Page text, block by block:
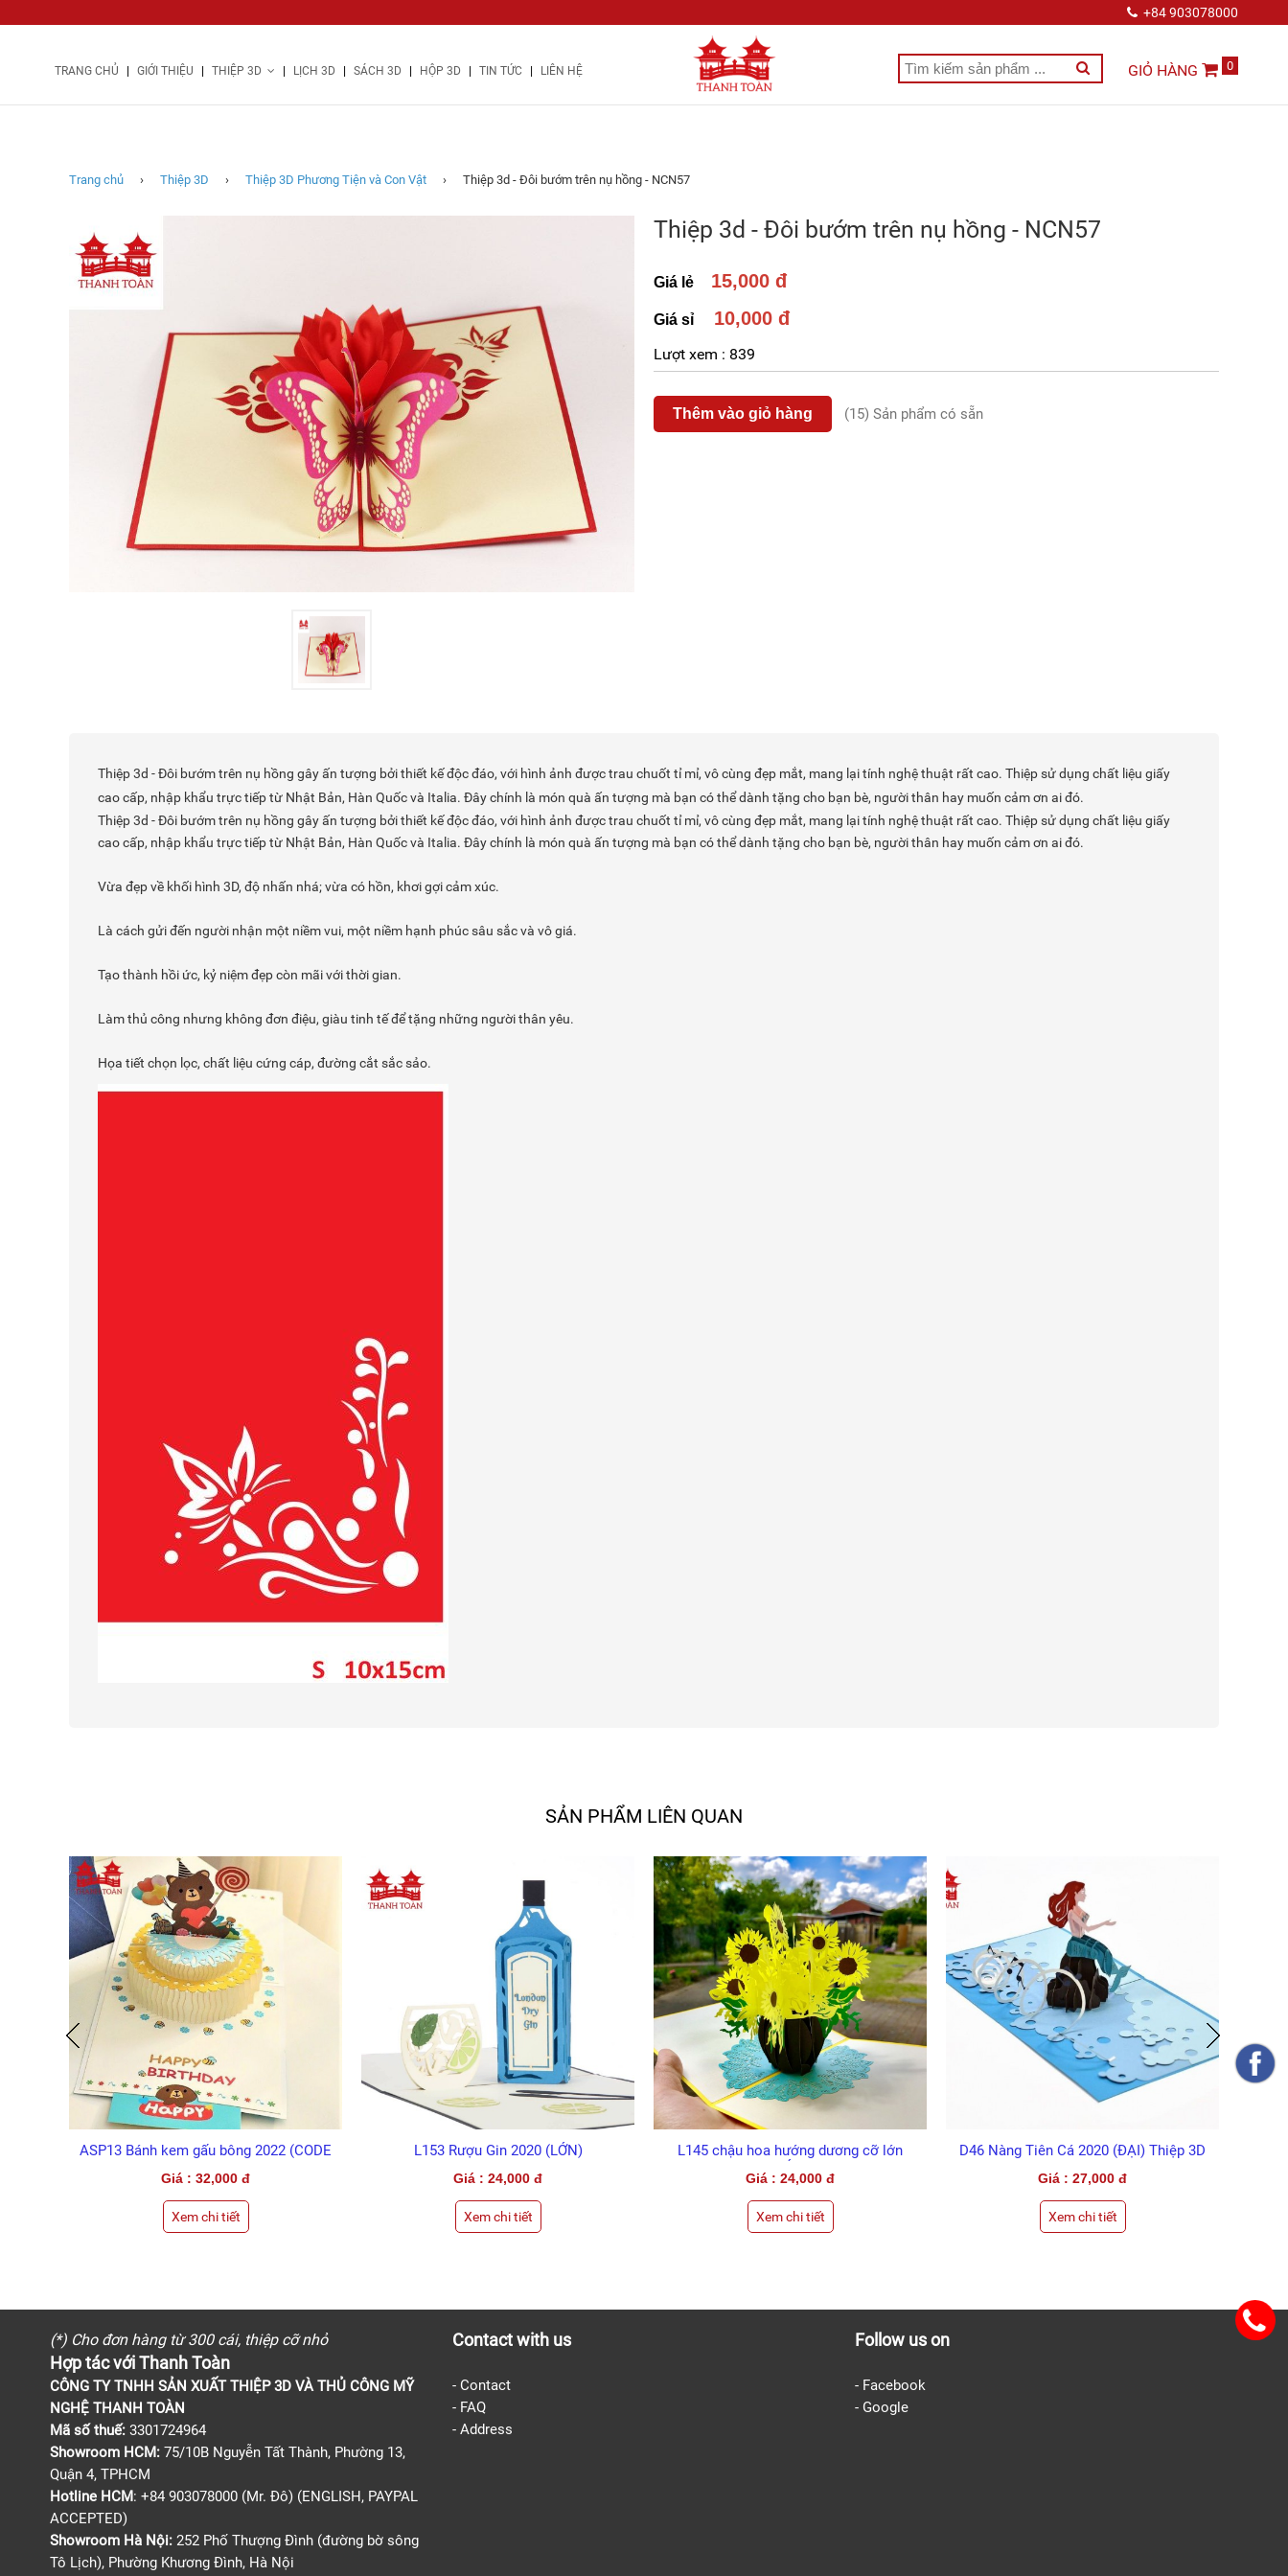
+84 903078000
TRANG CHỦ | GIỚI THIỆU | THIỆP 3D | LỊCH 3D | SÁCH 3D | HỘP 3D | TIN TỨC | LIÊN HỆ GIỎ HÀNG 0
Trang chủ › Thiệp 3D › Thiệp 3D Phương Tiện và Con Vật › Thiệp 3d - Đôi bướm trên nụ hồng - NCN57
Thiệp 3d - Đôi bướm trên nụ hồng - NCN57
Giá lẻ 15,000 đ
Giá sỉ 10,000 đ
Lượt xem : 839
Thêm vào giỏ hàng (15) Sản phẩm có sẵn
Thiệp 3d - Đôi bướm trên nụ hồng gây ấn tượng bởi thiết kế độc đáo, với hình ảnh được trau chuốt tỉ mỉ, vô cùng đẹp mắt, mang lại tính nghệ thuật rất cao. Thiệp sử dụng chất liệu giấy
cao cấp, nhập khẩu trực tiếp từ Nhật Bản, Hàn Quốc và Italia. Đây chính là món quà ấn tượng mà bạn có thể dành tặng cho bạn bè, người thân hay muốn cảm ơn ai đó.
Thiệp 3d - Đôi bướm trên nụ hồng gây ấn tượng bởi thiết kế độc đáo, với hình ảnh được trau chuốt tỉ mỉ, vô cùng đẹp mắt, mang lại tính nghệ thuật rất cao. Thiệp sử dụng chất liệu giấy
cao cấp, nhập khẩu trực tiếp từ Nhật Bản, Hàn Quốc và Italia. Đây chính là món quà ấn tượng mà bạn có thể dành tặng cho bạn bè, người thân hay muốn cảm ơn ai đó.
Vừa đẹp về khối hình 3D, độ nhấn nhá; vừa có hồn, khơi gợi cảm xúc.
Là cách gửi đến người nhận một niềm vui, một niềm hạnh phúc sâu sắc và vô giá.
Tạo thành hồi ức, kỷ niệm đẹp còn mãi với thời gian.
Làm thủ công nhưng không đơn điệu, giàu tinh tế để tặng những người thân yêu.
Họa tiết chọn lọc, chất liệu cứng cáp, đường cắt sắc sảo.
SẢN PHẨM LIÊN QUAN
ASP13 Bánh kem gấu bông 2022 (CODE
Giá : 32,000 đ
Xem chi tiết
L153 Rượu Gin 2020 (LỚN)
Giá : 24,000 đ
Xem chi tiết
L145 chậu hoa hướng dương cỡ lớn
Giá : 24,000 đ
Xem chi tiết
D46 Nàng Tiên Cá 2020 (ĐẠI) Thiệp 3D
Giá : 27,000 đ
Xem chi tiết
(*) Cho đơn hàng từ 300 cái, thiệp cỡ nhỏ
Hợp tác với Thanh Toàn
CÔNG TY TNHH SẢN XUẤT THIỆP 3D VÀ THỦ CÔNG MỸ
NGHỆ THANH TOÀN
Mã số thuế: 3301724964
Showroom HCM: 75/10B Nguyễn Tất Thành, Phường 13,
Quận 4, TPHCM
Hotline HCM: +84 903078000 (Mr. Đô) (ENGLISH, PAYPAL
ACCEPTED)
Showroom Hà Nội: 252 Phố Thượng Đình (đường bờ sông
Tô Lịch), Phường Khương Đình, Hà Nội
Contact with us
- Contact
- FAQ
- Address
Follow us on
- Facebook
- Google